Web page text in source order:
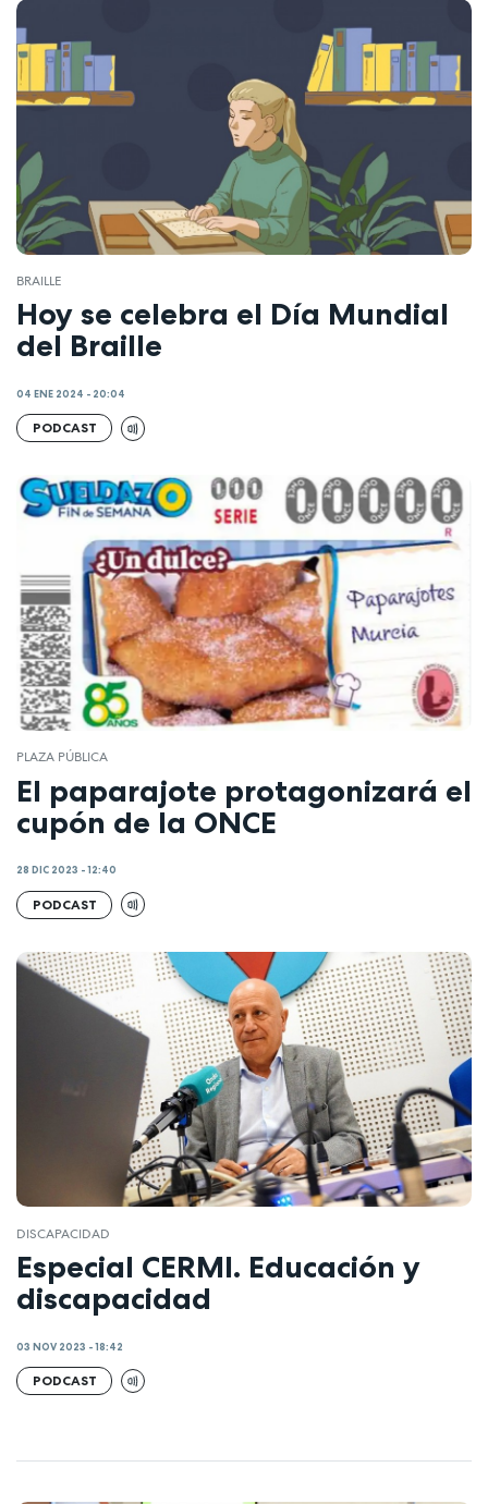
BRAILLE
Hoy se celebra el Día Mundial
del Braille
04 ENE 2024 - 20:04
PODCAST
PLAZA PÚBLICA
El paparajote protagonizará el
cupón de la ONCE
28 DIC 2023 - 12:40
PODCAST
DISCAPACIDAD
Especial CERMI. Educación y
discapacidad
03 NOV 2023 - 18:42
PODCAST